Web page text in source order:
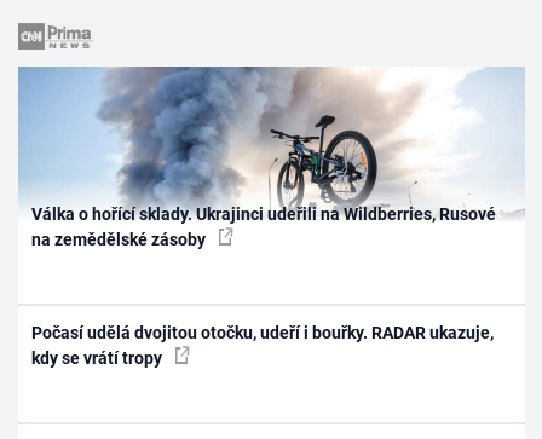
Válka o hořící sklady. Ukrajinci udeřili na Wildberries, Rusové
na zemědělské zásoby
Počasí udělá dvojitou otočku, udeří i bouřky. RADAR ukazuje,
kdy se vrátí tropy